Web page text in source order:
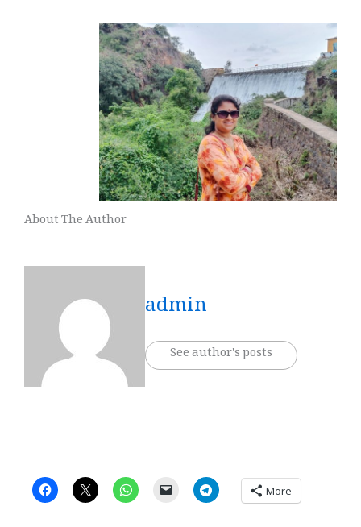
About The Author
admin
See author's posts
More